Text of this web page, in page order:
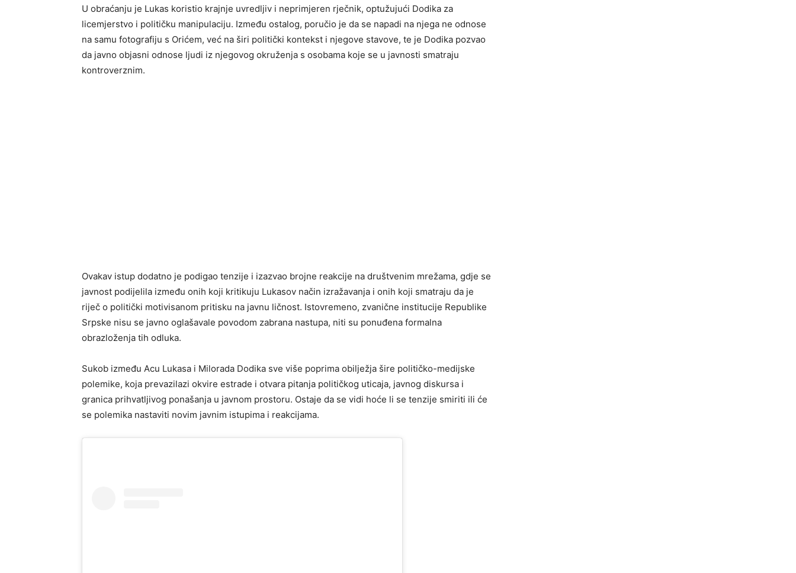
U obraćanju je Lukas koristio krajnje uvredljiv i neprimjeren rječnik, optužujući Dodika za
licemjerstvo i političku manipulaciju. Između ostalog, poručio je da se napadi na njega ne odnose
na samu fotografiju s Orićem, već na širi politički kontekst i njegove stavove, te je Dodika pozvao
da javno objasni odnose ljudi iz njegovog okruženja s osobama koje se u javnosti smatraju
kontroverznim.
Ovakav istup dodatno je podigao tenzije i izazvao brojne reakcije na društvenim mrežama, gdje se
javnost podijelila između onih koji kritikuju Lukasov način izražavanja i onih koji smatraju da je
riječ o politički motivisanom pritisku na javnu ličnost. Istovremeno, zvanične institucije Republike
Srpske nisu se javno oglašavale povodom zabrana nastupa, niti su ponuđena formalna
obrazloženja tih odluka.
Sukob između Acu Lukasa i Milorada Dodika sve više poprima obilježja šire političko-medijske
polemike, koja prevazilazi okvire estrade i otvara pitanja političkog uticaja, javnog diskursa i
granica prihvatljivog ponašanja u javnom prostoru. Ostaje da se vidi hoće li se tenzije smiriti ili će
se polemika nastaviti novim javnim istupima i reakcijama.